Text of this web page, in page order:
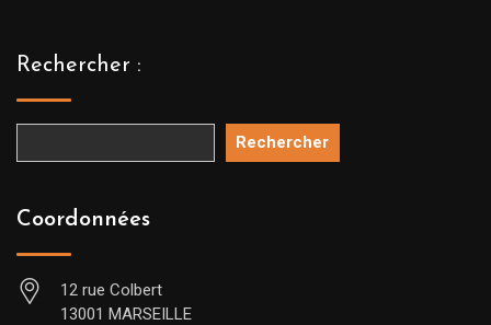
Rechercher :
Rechercher
Coordonnées
12 rue Colbert
13001 MARSEILLE